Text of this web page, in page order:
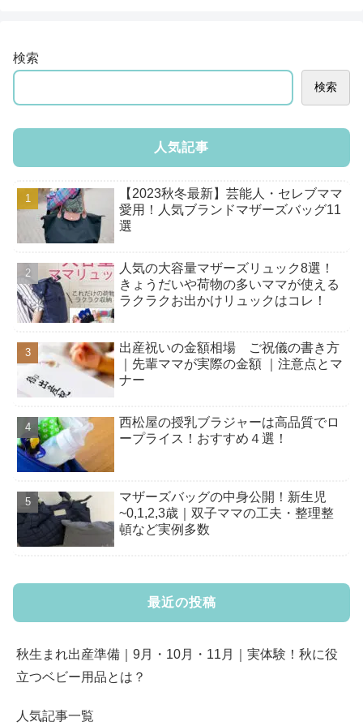
検索
検索
人気記事
【2023秋冬最新】芸能人・セレブママ
愛用！人気ブランドマザーズバッグ11
選
人気の大容量マザーズリュック8選！
きょうだいや荷物の多いママが使える
ラクラクお出かけリュックはコレ！
出産祝いの金額相場 ご祝儀の書き方
｜先輩ママが実際の金額 ｜注意点とマ
ナー
西松屋の授乳ブラジャーは高品質でロ
ープライス！おすすめ４選！
マザーズバッグの中身公開！新生児
~0,1,2,3歳｜双子ママの工夫・整理整
頓など実例多数
最近の投稿
秋生まれ出産準備｜9月・10月・11月｜実体験！秋に役
立つベビー用品とは？
人気記事一覧